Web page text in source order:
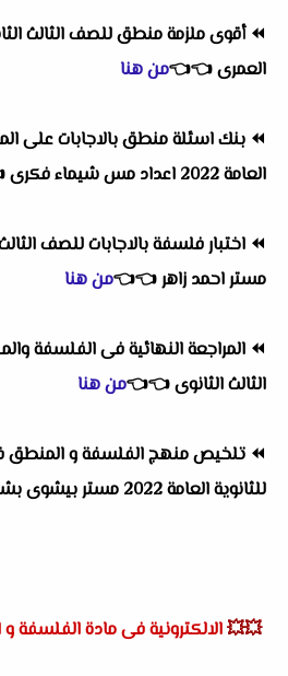
⏪أقوى ملزمة منطق للصف الثالث
العمرى👈
👈من هنا
⏪ بنك اسئلة منطق بالاجابات على
العامة 2022 اعداد مس شيماء فكرى
⏪
مستر احمد زاهر👈
👈من هنا
⏪ المراجعة النهائية فى الفلسفة
الثالث الثانوى👈
👈من هنا
⏪ تلخيص منهج الفلسفة و المنطق
للثانوية العامة 2022 مستر بيشوى بشرى
💥💥الالكترونية فى مادة الفلسفة